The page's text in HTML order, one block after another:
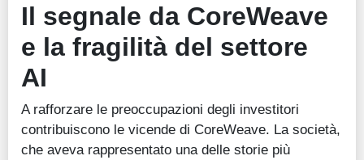
Il segnale da CoreWeave
e la fragilità del settore
AI
A rafforzare le preoccupazioni degli investitori
contribuiscono le vicende di CoreWeave. La società,
che aveva rappresentato una delle storie più